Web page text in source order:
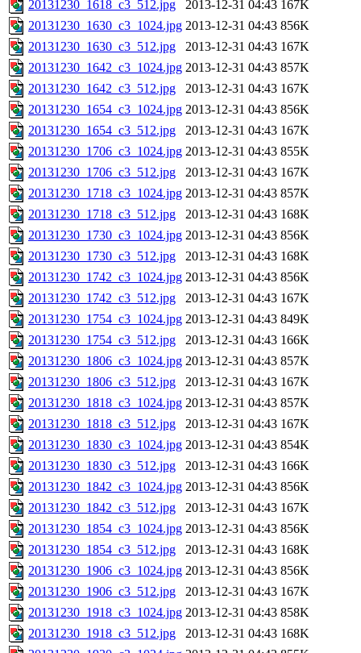
20131230_1618_c3_512.jpg
2013-12-31 04:43 167K
20131230_1630_c3_1024.jpg 2013-12-31 04:43 856K
20131230_1630_c3_512.jpg
2013-12-31 04:43 167K
20131230_1642_c3_1024.jpg 2013-12-31 04:43 857K
20131230_1642_c3_512.jpg
2013-12-31 04:43 167K
20131230_1654_c3_1024.jpg 2013-12-31 04:43 856K
20131230_1654_c3_512.jpg
2013-12-31 04:43 167K
20131230_1706_c3_1024.jpg 2013-12-31 04:43 855K
20131230_1706_c3_512.jpg
2013-12-31 04:43 167K
20131230_1718_c3_1024.jpg 2013-12-31 04:43 857K
20131230_1718_c3_512.jpg
2013-12-31 04:43 168K
20131230_1730_c3_1024.jpg 2013-12-31 04:43 856K
20131230_1730_c3_512.jpg
2013-12-31 04:43 168K
20131230_1742_c3_1024.jpg 2013-12-31 04:43 856K
20131230_1742_c3_512.jpg
2013-12-31 04:43 167K
20131230_1754_c3_1024.jpg 2013-12-31 04:43 849K
20131230_1754_c3_512.jpg
2013-12-31 04:43 166K
20131230_1806_c3_1024.jpg 2013-12-31 04:43 857K
20131230_1806_c3_512.jpg
2013-12-31 04:43 167K
20131230_1818_c3_1024.jpg 2013-12-31 04:43 857K
20131230_1818_c3_512.jpg
2013-12-31 04:43 167K
20131230_1830_c3_1024.jpg 2013-12-31 04:43 854K
20131230_1830_c3_512.jpg
2013-12-31 04:43 166K
20131230_1842_c3_1024.jpg 2013-12-31 04:43 856K
20131230_1842_c3_512.jpg
2013-12-31 04:43 167K
20131230_1854_c3_1024.jpg 2013-12-31 04:43 856K
20131230_1854_c3_512.jpg
2013-12-31 04:43 168K
20131230_1906_c3_1024.jpg 2013-12-31 04:43 856K
20131230_1906_c3_512.jpg
2013-12-31 04:43 167K
20131230_1918_c3_1024.jpg 2013-12-31 04:43 858K
20131230_1918_c3_512.jpg
2013-12-31 04:43 168K